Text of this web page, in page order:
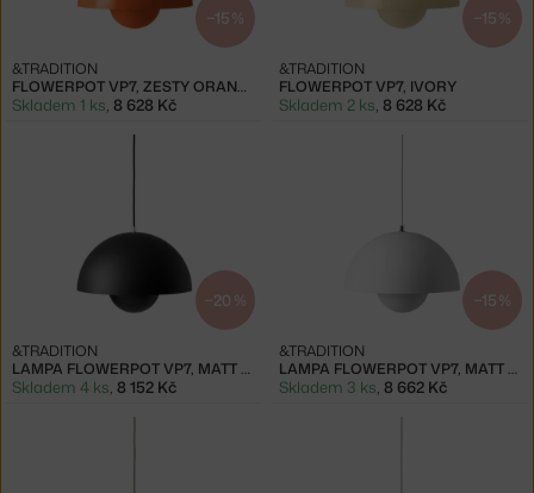
−15 %
FLOWERPOT VP7, ZESTY ORANGE
&TRADITION
Skladem 1 ks, 8 628 Kč
−15 %
FLOWERPOT VP7, IVORY
&TRADITION
Skladem 2 ks, 8 628 Kč
−20 %
LAMPA FLOWERPOT VP7, MATT BLACK
&TRADITION
Skladem 4 ks, 8 152 Kč
−15 %
LAMPA FLOWERPOT VP7, MATT WHITE
&TRADITION
Skladem 3 ks, 8 662 Kč